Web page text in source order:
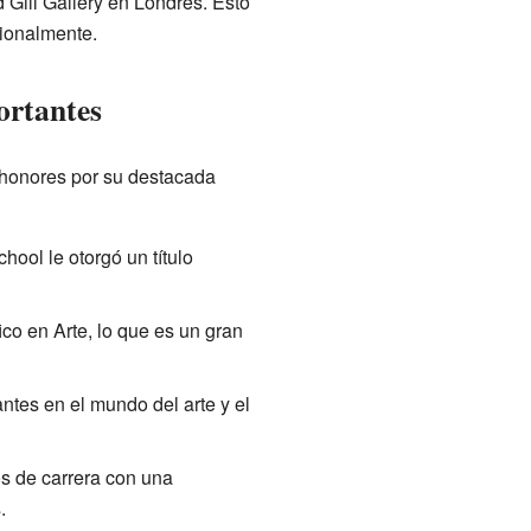
por su destacada
le otorgó un título
en Arte, lo que es un gran
en el mundo del arte y el
de carrera con una